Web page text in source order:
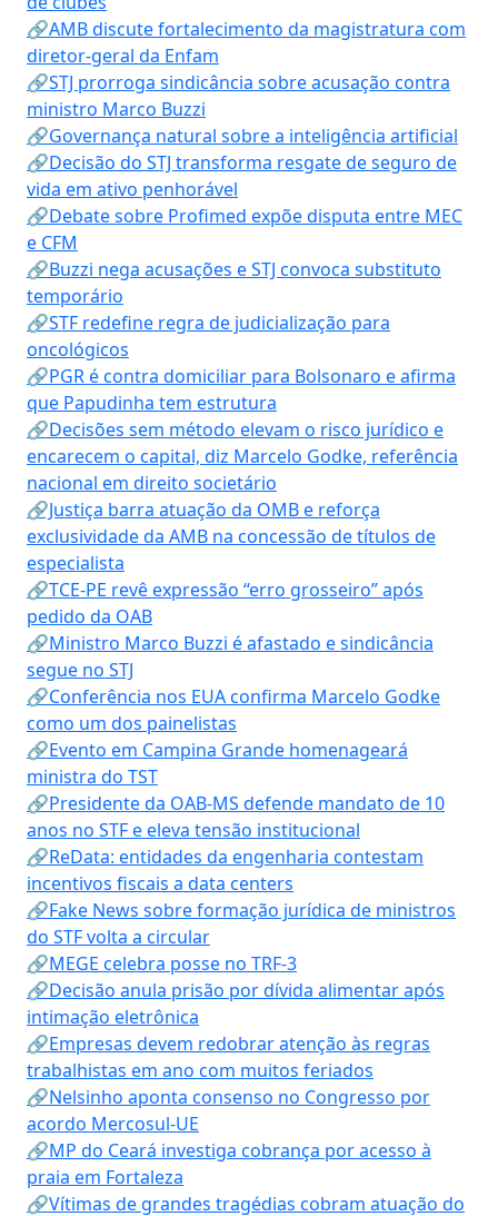
🔗AMB discute fortalecimento da magistratura com
diretor-geral da Enfam
🔗STJ prorroga sindicância sobre acusação contra
ministro Marco Buzzi
🔗Governança natural sobre a inteligência artificial
🔗Decisão do STJ transforma resgate de seguro de
vida em ativo penhorável
🔗Debate sobre Profimed expõe disputa entre MEC
e CFM
🔗Buzzi nega acusações e STJ convoca substituto
temporário
🔗STF redefine regra de judicialização para
oncológicos
🔗PGR é contra domiciliar para Bolsonaro e afirma
que Papudinha tem estrutura
🔗Decisões sem método elevam o risco jurídico e
encarecem o capital, diz Marcelo Godke, referência
nacional em direito societário
🔗Justiça barra atuação da OMB e reforça
exclusividade da AMB na concessão de títulos de
especialista
🔗TCE-PE revê expressão “erro grosseiro” após
pedido da OAB
🔗Ministro Marco Buzzi é afastado e sindicância
segue no STJ
🔗Conferência nos EUA confirma Marcelo Godke
como um dos painelistas
🔗Evento em Campina Grande homenageará
ministra do TST
🔗Presidente da OAB-MS defende mandato de 10
anos no STF e eleva tensão institucional
🔗ReData: entidades da engenharia contestam
incentivos fiscais a data centers
🔗Fake News sobre formação jurídica de ministros
do STF volta a circular
🔗MEGE celebra posse no TRF-3
🔗Decisão anula prisão por dívida alimentar após
intimação eletrônica
🔗Empresas devem redobrar atenção às regras
trabalhistas em ano com muitos feriados
🔗Nelsinho aponta consenso no Congresso por
acordo Mercosul-UE
🔗MP do Ceará investiga cobrança por acesso à
praia em Fortaleza
🔗Vítimas de grandes tragédias cobram atuação do